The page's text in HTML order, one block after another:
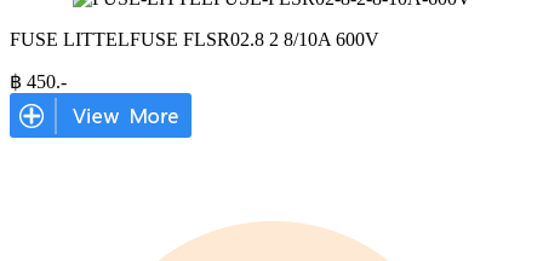
FUSE LITTELFUSE FLSR02.8 2 8/10A 600V
฿ 450.-